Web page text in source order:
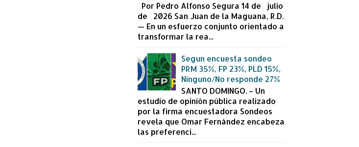
Por Pedro Alfonso Segura 14 de julio
de 2026 San Juan de la Maguana, R.D.
— En un esfuerzo conjunto orientado a
transformar la rea...
Segun encuesta sondeo
PRM 35%, FP 23%, PLD 15%,
Ninguno/No responde 27%
SANTO DOMINGO. – Un
estudio de opinión pública realizado
por la firma encuestadora Sondeos
revela que Omar Fernández encabeza
las preferenci...